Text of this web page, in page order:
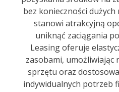
bez konieczności dużych
stanowi atrakcyjną
uniknąć zaciągania
Leasing oferuje
zasobami, umożliwiając
sprzętu oraz
indywidualnych potrzeb